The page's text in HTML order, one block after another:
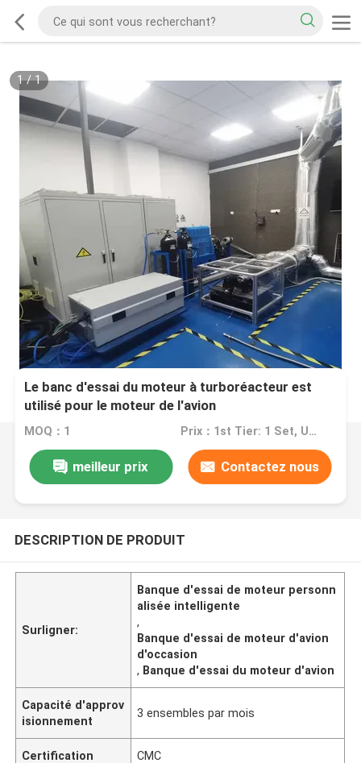
1/1
Le banc d'essai du moteur à turboréacteur est
utilisé pour le moteur de l'avion
MOQ：1 Prix：1st Tier: 1 Set, Unit Price USD 3.00 2nd Tier: 2-5 Sets, Unit Price USD 2.00 3rd Tier: Over 5 Sets, Unit Price USD 1.00
meilleur prix Contactez nous
DESCRIPTION DE PRODUIT
Surligner:
Banque d'essai de moteur personn
alisée intelligente
,
Banque d'essai de moteur d'avion
d'occasion
, Banque d'essai du moteur d'avion
Capacité d'approv
isionnement
3 ensembles par mois
Certification CMC